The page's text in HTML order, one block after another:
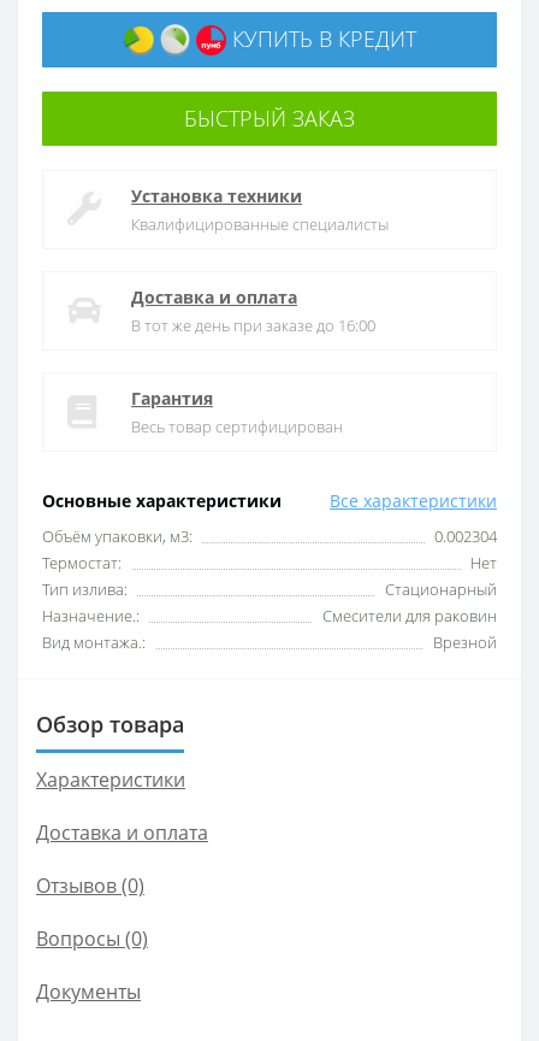
Основные характеристики Все характеристики
Объём упаковки, м3:
0.002304
Термостат:
Нет
Тип излива:
Стационарный
Назначение.:
Смесители для раковин
Вид монтажа.:
Врезной
КУПИТЬ В КРЕДИТ
БЫСТРЫЙ ЗАКАЗ
Установка техники
Квалифицированные специалисты
Доставка и оплата
В тот же день при заказе до 16:00
Гарантия
Весь товар сертифицирован
Обзор товара
Характеристики
Доставка и оплата
Отзывов (0)
Вопросы (0)
Документы